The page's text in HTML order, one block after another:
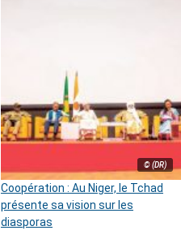
© (DR)
Coopération : Au Niger, le Tchad
présente sa vision sur les
diasporas